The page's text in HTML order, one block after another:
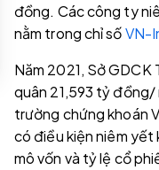
đồng. Các công ty
nằm trong chỉ sốVN-
Năm 2021, Sở GDCK
quân 21,593 tỷ
trường chứng khoán
có điều kiện niêm yết
mô vốn và tỷ lệ cổ